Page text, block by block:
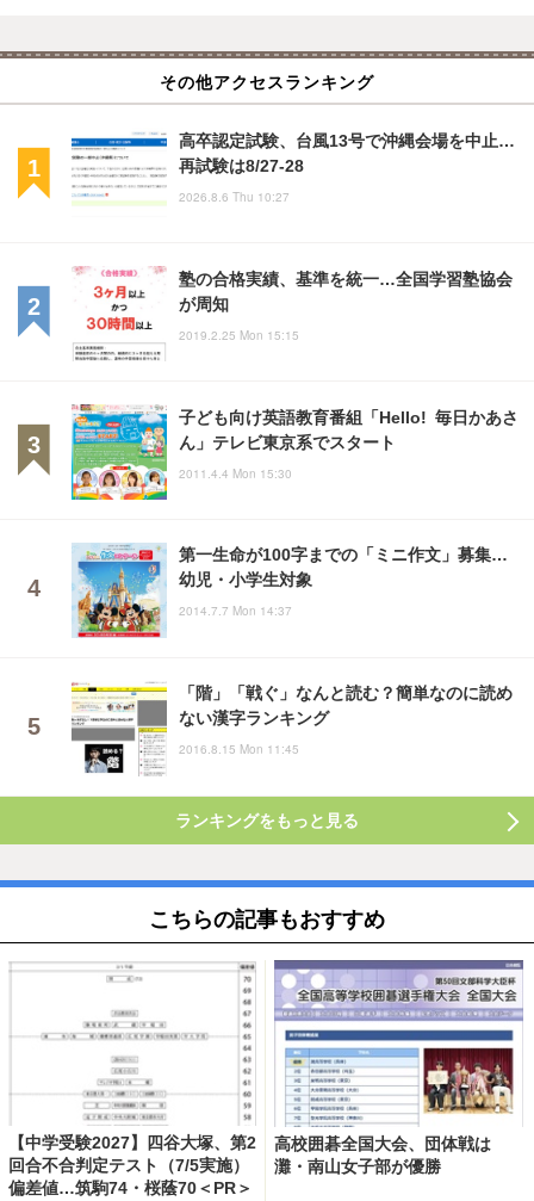
その他アクセスランキング
高卒認定試験、台風13号で沖縄会場を中止…
再試験は8/27-28
2026.8.6 Thu 10:27
塾の合格実績、基準を統一…全国学習塾協会
が周知
2019.2.25 Mon 15:15
子ども向け英語教育番組「Hello! 毎日かあさ
ん」テレビ東京系でスタート
2011.4.4 Mon 15:30
第一生命が100字までの「ミニ作文」募集…
幼児・小学生対象
2014.7.7 Mon 14:37
「階」「戦ぐ」なんと読む？簡単なのに読め
ない漢字ランキング
2016.8.15 Mon 11:45
ランキングをもっと見る
こちらの記事もおすすめ
【中学受験2027】四谷大塚、第2
回合不合判定テスト（7/5実施）
偏差値…筑駒74・桜蔭70＜PR＞
高校囲碁全国大会、団体戦は
灘・南山女子部が優勝